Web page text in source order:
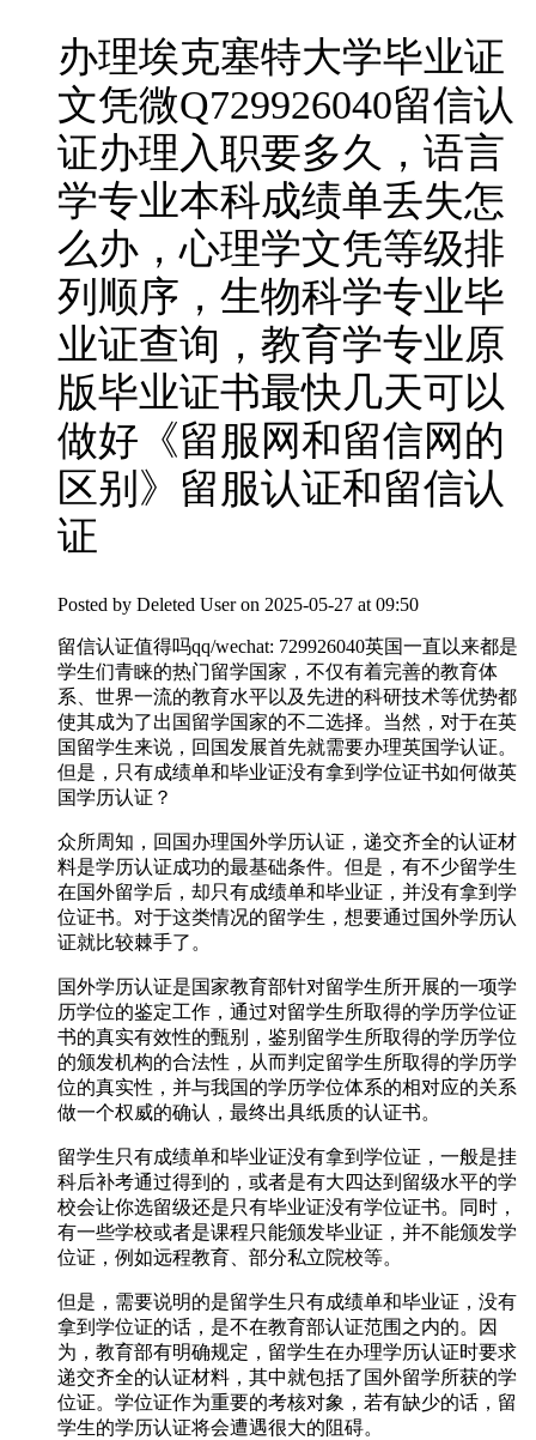
办理埃克塞特大学毕业证
文凭微Q729926040留信认
证办理入职要多久，语言
学专业本科成绩单丢失怎
么办，心理学文凭等级排
列顺序，生物科学专业毕
业证查询，教育学专业原
版毕业证书最快几天可以
做好《留服网和留信网的
区别》留服认证和留信认
证
Posted by Deleted User on 2025-05-27 at 09:50
留信认证值得吗qq/wechat: 729926040英国一直以来都是
学生们青睐的热门留学国家，不仅有着完善的教育体
系、世界一流的教育水平以及先进的科研技术等优势都
使其成为了出国留学国家的不二选择。当然，对于在英
国留学生来说，回国发展首先就需要办理英国学认证。
但是，只有成绩单和毕业证没有拿到学位证书如何做英
国学历认证？
众所周知，回国办理国外学历认证，递交齐全的认证材
料是学历认证成功的最基础条件。但是，有不少留学生
在国外留学后，却只有成绩单和毕业证，并没有拿到学
位证书。对于这类情况的留学生，想要通过国外学历认
证就比较棘手了。
国外学历认证是国家教育部针对留学生所开展的一项学
历学位的鉴定工作，通过对留学生所取得的学历学位证
书的真实有效性的甄别，鉴别留学生所取得的学历学位
的颁发机构的合法性，从而判定留学生所取得的学历学
位的真实性，并与我国的学历学位体系的相对应的关系
做一个权威的确认，最终出具纸质的认证书。
留学生只有成绩单和毕业证没有拿到学位证，一般是挂
科后补考通过得到的，或者是有大四达到留级水平的学
校会让你选留级还是只有毕业证没有学位证书。同时，
有一些学校或者是课程只能颁发毕业证，并不能颁发学
位证，例如远程教育、部分私立院校等。
但是，需要说明的是留学生只有成绩单和毕业证，没有
拿到学位证的话，是不在教育部认证范围之内的。因
为，教育部有明确规定，留学生在办理学历认证时要求
递交齐全的认证材料，其中就包括了国外留学所获的学
位证。学位证作为重要的考核对象，若有缺少的话，留
学生的学历认证将会遭遇很大的阻碍。